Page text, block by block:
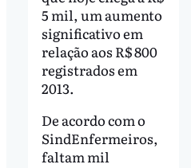
5 mil, um aumento
significativo em
relação aos R$ 800
registrados em
2013.
De acordo com o
SindEnfermeiros,
faltam mil